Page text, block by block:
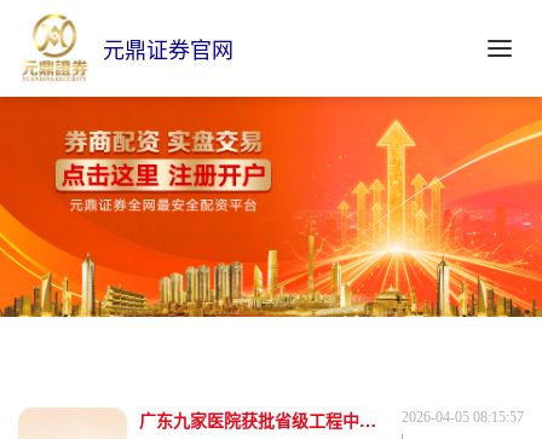
元鼎证券官网
广东九家医院获批省级工程中心，脑机接口能否成正规实盘配资新风口？ 2026-04-05 08:15:57